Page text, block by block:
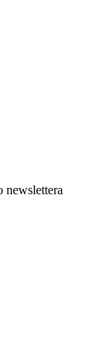
newslettera